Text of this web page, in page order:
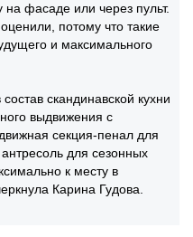
на фасаде или через пульт.
потому что такие
и максимального
скандинавской кухни
выдвижения с
секция-пенал для
для сезонных
к месту в
Карина Гудова.